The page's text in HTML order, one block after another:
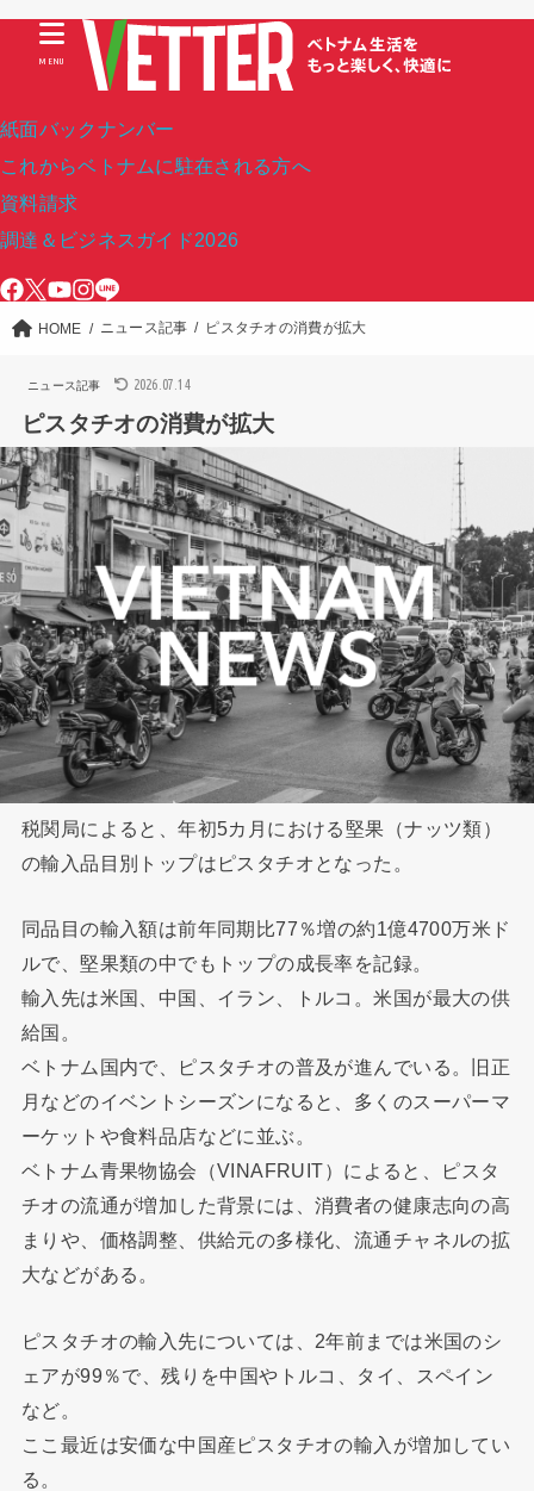
紙面バックナンバー
これからベトナムに駐在される方へ
資料請求
調達＆ビジネスガイド2026
MENU
HOME ニュース記事 ピスタチオの消費が拡大
ニュース記事 2026.07.14
ピスタチオの消費が拡大
税関局によると、年初5カ月における堅果（ナッツ類）
の輸入品目別トップはピスタチオとなった。
同品目の輸入額は前年同期比77％増の約1億4700万米ド
ルで、堅果類の中でもトップの成長率を記録。
輸入先は米国、中国、イラン、トルコ。米国が最大の供
給国。
ベトナム国内で、ピスタチオの普及が進んでいる。旧正
月などのイベントシーズンになると、多くのスーパーマ
ーケットや食料品店などに並ぶ。
ベトナム青果物協会（VINAFRUIT）によると、ピスタ
チオの流通が増加した背景には、消費者の健康志向の高
まりや、価格調整、供給元の多様化、流通チャネルの拡
大などがある。
ピスタチオの輸入先については、2年前までは米国のシ
ェアが99％で、残りを中国やトルコ、タイ、スペイン
など。
ここ最近は安価な中国産ピスタチオの輸入が増加してい
る。